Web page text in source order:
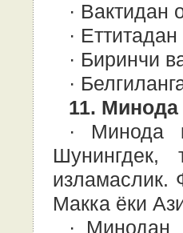
· Вактидан
·
· Биринчи
·
11. Минода
· Минода
Шунингдек,
изламаслик.
Макка ёки
· Минодан